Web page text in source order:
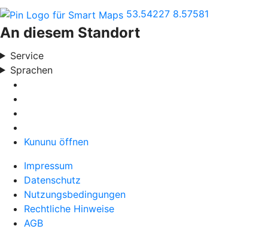
53.54227 8.57581
An diesem Standort
Service
Sprachen
Kununu öffnen
Impressum
Datenschutz
Nutzungsbedingungen
Rechtliche Hinweise
AGB